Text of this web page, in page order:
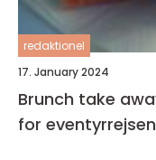
redaktionel
17. January 2024
Brunch take
for